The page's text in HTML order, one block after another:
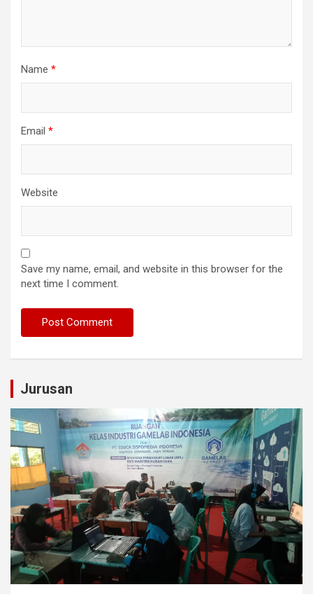
Name *
Email *
Website
Save my name, email, and website in this browser for the
next time I comment.
Jurusan